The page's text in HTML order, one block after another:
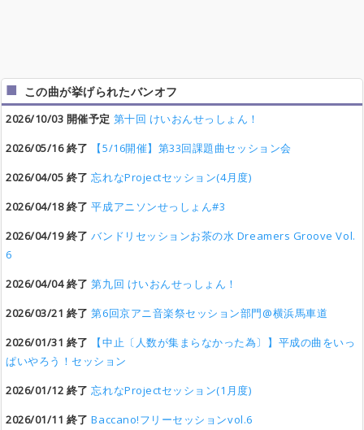
この曲が挙げられたバンオフ
2026/10/03 開催予定 第十回 けいおんせっしょん！
2026/05/16 終了
【5/16開催】第33回課題曲セッション会
2026/04/05 終了 忘れなProjectセッション(4月度)
2026/04/18 終了 平成アニソンせっしょん#3
2026/04/19 終了 バンドリセッションお茶の水 Dreamers Groove Vol.
6
2026/04/04 終了 第九回 けいおんせっしょん！
2026/03/21 終了 第6回京アニ音楽祭セッション部門@横浜馬車道
2026/01/31 終了
【中止〔人数が集まらなかった為〕】平成の曲をいっ
ぱいやろう！セッション
2026/01/12 終了 忘れなProjectセッション(1月度)
2026/01/11 終了 Baccano!フリーセッションvol.6